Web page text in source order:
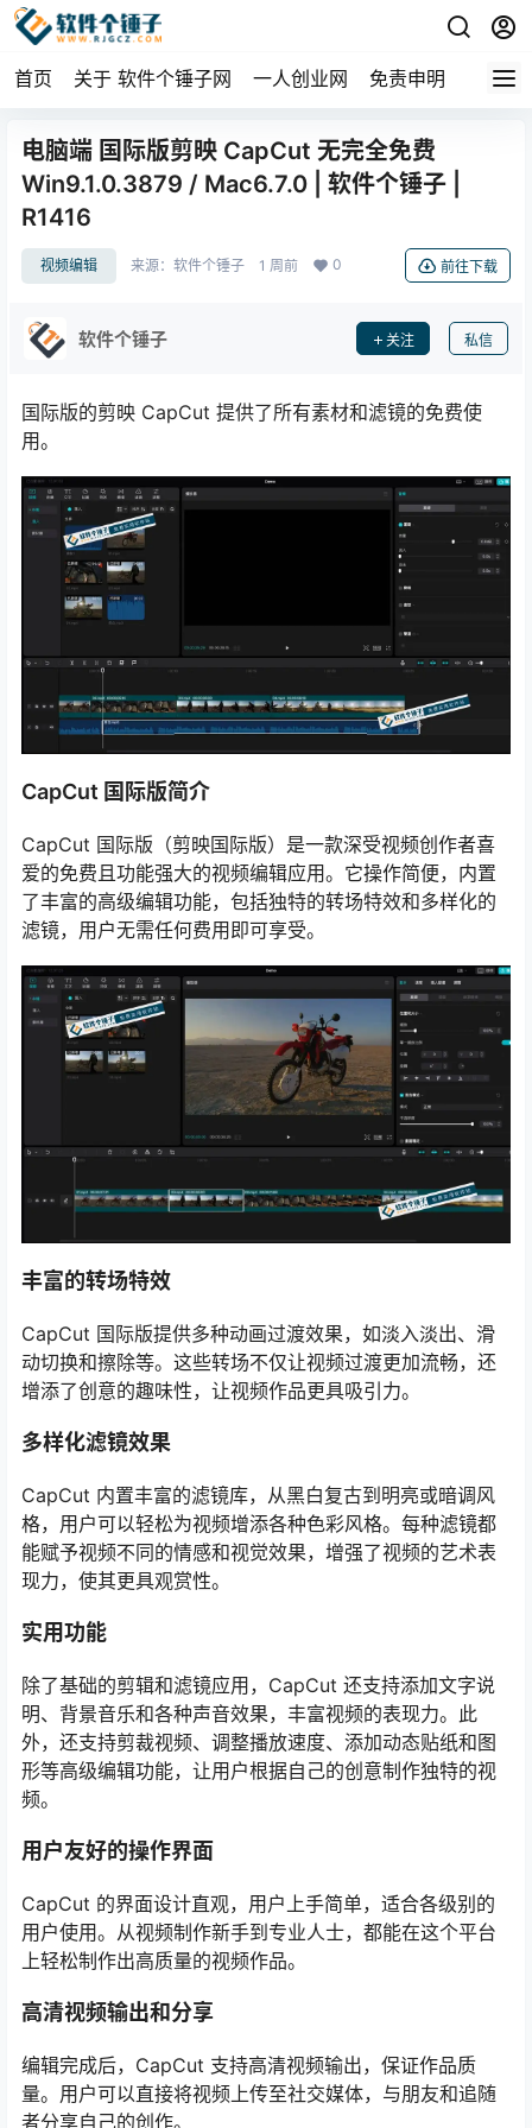
首页 关于 软件个锤子网 一人创业网 免责申明
电脑端 国际版剪映 CapCut 无完全免费
Win9.1.0.3879 / Mac6.7.0 | 软件个锤子 |
R1416
视频编辑 来源： 软件个锤子 1 周前 0 前往下载
软件个锤子 关注 私信
国际版的剪映 CapCut 提供了所有素材和滤镜的免费使
用。
CapCut 国际版简介
CapCut 国际版（剪映国际版）是一款深受视频创作者喜
爱的免费且功能强大的视频编辑应用。它操作简便，内置
了丰富的高级编辑功能，包括独特的转场特效和多样化的
滤镜，用户无需任何费用即可享受。
丰富的转场特效
CapCut 国际版提供多种动画过渡效果，如淡入淡出、滑
动切换和擦除等。这些转场不仅让视频过渡更加流畅，还
增添了创意的趣味性，让视频作品更具吸引力。
多样化滤镜效果
CapCut 内置丰富的滤镜库，从黑白复古到明亮或暗调风
格，用户可以轻松为视频增添各种色彩风格。每种滤镜都
能赋予视频不同的情感和视觉效果，增强了视频的艺术表
现力，使其更具观赏性。
实用功能
除了基础的剪辑和滤镜应用，CapCut 还支持添加文字说
明、背景音乐和各种声音效果，丰富视频的表现力。此
外，还支持剪裁视频、调整播放速度、添加动态贴纸和图
形等高级编辑功能，让用户根据自己的创意制作独特的视
频。
用户友好的操作界面
CapCut 的界面设计直观，用户上手简单，适合各级别的
用户使用。从视频制作新手到专业人士，都能在这个平台
上轻松制作出高质量的视频作品。
高清视频输出和分享
编辑完成后，CapCut 支持高清视频输出，保证作品质
量。用户可以直接将视频上传至社交媒体，与朋友和追随
者分享自己的创作。